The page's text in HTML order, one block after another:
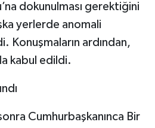
dokunulması gerektiğini
yerlerde anomali
Konuşmaların ardından,
kabul edildi.
Cumhurbaşkanınca Bir